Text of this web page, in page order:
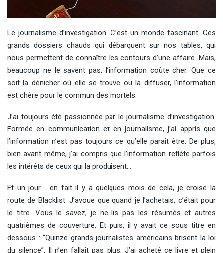
Le journalisme d’investigation. C’est un monde fascinant. Ces
grands dossiers chauds qui débarquent sur nos tables, qui
nous permettent de connaître les contours d’une affaire. Mais,
beaucoup ne le savent pas, l’information coûte cher. Que ce
soit la dénicher où elle se trouve ou la diffuser, l’information
est chère pour le commun des mortels.
J’ai toujours été passionnée par le journalisme d’investigation.
Formée en communication et en journalisme, j’ai appris que
l’information n’est pas toujours ce qu’elle paraît être. De plus,
bien avant même, j’ai compris que l’information reflète parfois
les intérêts de ceux qui la produisent…
Et un jour…. en fait il y a quelques mois de cela, je croise la
route de Blacklist. J’avoue que quand je l’achetais, c’était pour
le titre. Vous le savez, je ne lis pas les résumés et autres
quatrièmes de couverture. Et puis, il y avait ce sous titre en
dessous : “Quinze grands journalistes américains brisent la loi
du silence”. Il n’en fallait pas plus. J’ai acheté ce livre et plein